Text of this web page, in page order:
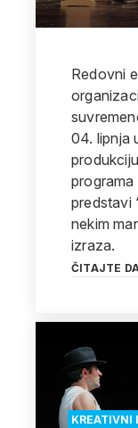
Redovni
04. lipnja
programa
predstavi
nekim
izraza.
ČITAJTE
KREATIVNI